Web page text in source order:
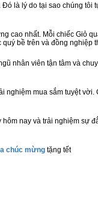
là lý do tại sao chúng tôi
cao nhất. Mỗi chiếc Giỏ
bề trên và đồng nghiệp
nhân viên tận tâm và
mua sắm tuyệt vời.
nay và trải nghiệm sự
chúc mừng tặng tết